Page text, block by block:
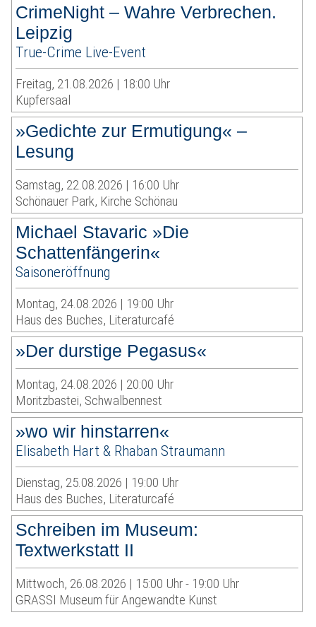
CrimeNight – Wahre Verbrechen.
Leipzig
True-Crime Live-Event
Freitag, 21.08.2026 | 18:00 Uhr
Kupfersaal
»Gedichte zur Ermutigung« –
Lesung
Samstag, 22.08.2026 | 16:00 Uhr
Schönauer Park, Kirche Schönau
Michael Stavaric »Die
Schattenfängerin«
Saisoneröffnung
Montag, 24.08.2026 | 19:00 Uhr
Haus des Buches, Literaturcafé
»Der durstige Pegasus«
Montag, 24.08.2026 | 20:00 Uhr
Moritzbastei, Schwalbennest
»wo wir hinstarren«
Elisabeth Hart & Rhaban Straumann
Dienstag, 25.08.2026 | 19:00 Uhr
Haus des Buches, Literaturcafé
Schreiben im Museum:
Textwerkstatt II
Mittwoch, 26.08.2026 | 15:00 Uhr - 19:00 Uhr
GRASSI Museum für Angewandte Kunst